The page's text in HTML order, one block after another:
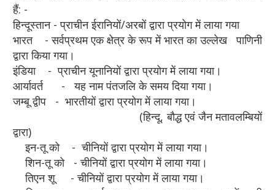
हैं: -
हिन्दूस्तान - प्राचीन ईरानियों/अरबों द्वारा प्रयोग में लाया गया
भारत - सर्वप्रथम एक क्षेत्र के रूप में भारत का उल्लेख पाणिनी
द्वारा किया गया।
इंडिया - प्राचीन यूनानियों द्वारा प्रयोग में लाया गया।
आर्यावर्त - यह नाम पंतजलि के समय दिया गया।
जम्बू द्वीप - भारतीयों द्वारा प्रयोग में लाया गया।
(हिन्दू, बौद्ध एवं जैन मतावलम्बियों
द्वारा)
इन-तू को - चीनियों द्वारा प्रयोग में लाया गया।
शिन-तू को - चीनियों द्वारा प्रयोग में लाया गया।
तिएन शू - चीनियों द्वारा प्रयोग में लाया गया।